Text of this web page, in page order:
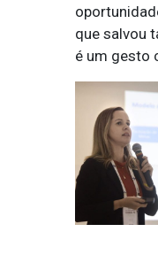
que salvou
é um gesto